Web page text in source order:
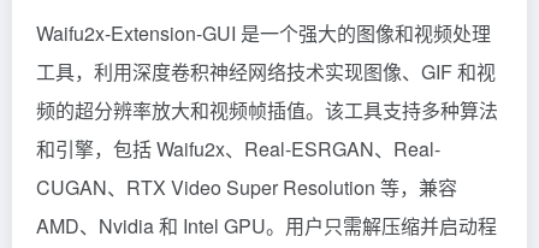
Waifu2x-Extension-GUI 是一个强大的图像和视频处理
工具，利用深度卷积神经网络技术实现图像、GIF 和视
频的超分辨率放大和视频帧插值。该工具支持多种算法
和引擎，包括 Waifu2x、Real-ESRGAN、Real-
CUGAN、RTX Video Super Resolution 等，兼容
AMD、Nvidia 和 Intel GPU。用户只需解压缩并启动程